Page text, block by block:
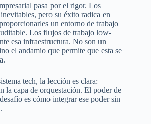
pasa por el rigor. Los
pero su éxito radica en
un entorno de trabajo
Los flujos de trabajo low-
esa infraestructura. No son un
el andamio que permite que esta se
tech, la lección es clara:
la capa de orquestación. El poder de
es cómo integrar ese poder sin